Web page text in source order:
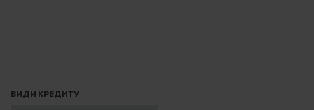
ВИДИ КРЕДИТУ